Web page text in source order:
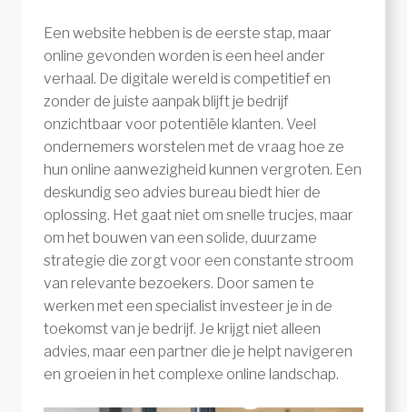
Een website hebben is de eerste stap, maar
online gevonden worden is een heel ander
verhaal. De digitale wereld is competitief en
zonder de juiste aanpak blijft je bedrijf
onzichtbaar voor potentiële klanten. Veel
ondernemers worstelen met de vraag hoe ze
hun online aanwezigheid kunnen vergroten. Een
deskundig seo advies bureau biedt hier de
oplossing. Het gaat niet om snelle trucjes, maar
om het bouwen van een solide, duurzame
strategie die zorgt voor een constante stroom
van relevante bezoekers. Door samen te
werken met een specialist investeer je in de
toekomst van je bedrijf. Je krijgt niet alleen
advies, maar een partner die je helpt navigeren
en groeien in het complexe online landschap.